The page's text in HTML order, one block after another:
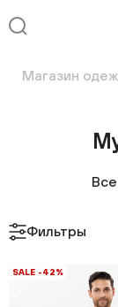
Магазин
Все
Фильтры
SALE -42%